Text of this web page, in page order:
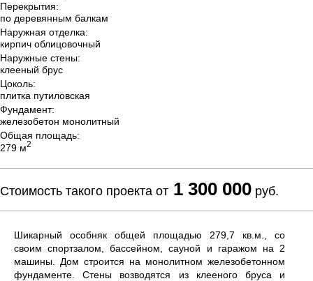
Перекрытия:
по деревянным балкам
Наружная отделка:
кирпич облицовочный
Наружные стены:
клееный брус
Цоколь:
плитка путиловская
Фундамент:
железобетон монолитный
Общая площадь:
279 м2
Стоимость такого проекта от 1 300 000 руб.
Шикарный особняк общей площадью 279,7 кв.м., со
своим спортзалом, бассейном, сауной и гаражом на 2
машины. Дом строится на монолитном железобетонном
фундаменте. Стены возводятся из клееного бруса и